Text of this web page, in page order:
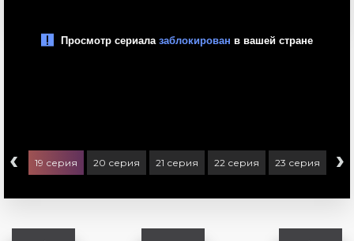
‹ 19 серия 20 серия 21 серия 22 серия 23 серия 24
›